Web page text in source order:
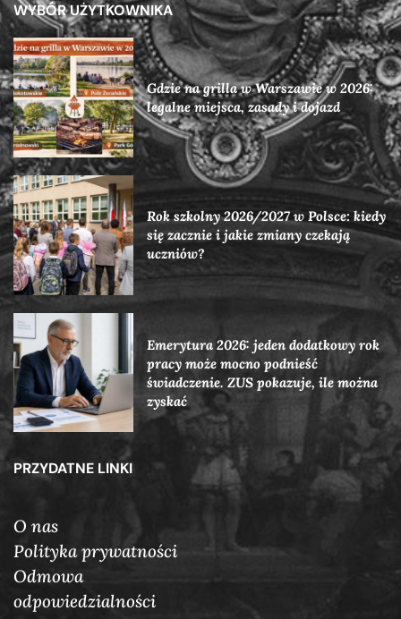
WYBÓR UŻYTKOWNIKA
Gdzie na grilla w Warszawie w 2026:
legalne miejsca, zasady i dojazd
Rok szkolny 2026/2027 w Polsce: kiedy
się zacznie i jakie zmiany czekają
uczniów?
Emerytura 2026: jeden dodatkowy rok
pracy może mocno podnieść
świadczenie. ZUS pokazuje, ile można
zyskać
PRZYDATNE LINKI
O nas
Polityka prywatności
Odmowa
odpowiedzialności